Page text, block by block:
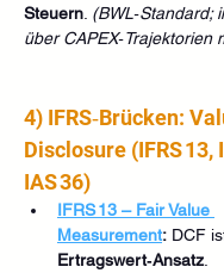
Steuern (BWL‑Standard;
über CAPEX‑Trajektorien
4) IFRS‑Brücken:
Disclosure (IFRS 13,
IAS 36)
IFRS 13 – Fair Value
Measurement: DCF
Ertragswert‑Ansatz